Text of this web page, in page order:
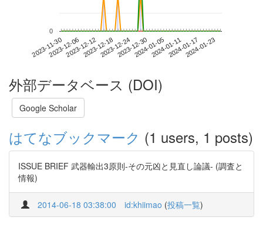
2023-11-302023-12-062023-12-122023-12-182023-12-242023-12-302024-01-052024-01-112024-01-172024-01-23
0
外部データベース (DOI)
Google Scholar
はてなブックマーク (1 users, 1 posts)
ISSUE BRIEF 武器輸出3原則-その元凶と見直し論議- (調査と
情報)
2014-06-18 03:38:00 id:khiimao (投稿一覧)